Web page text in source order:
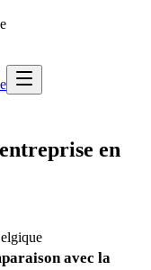
en
avec la